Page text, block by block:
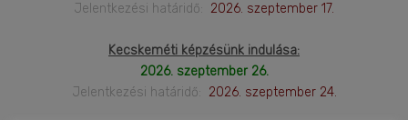
Jelentkezési határidő: 2026. szeptember 17.
Kecskeméti képzésünk indulása:
2026. szeptember 26.
Jelentkezési határidő: 2026. szeptember 24.